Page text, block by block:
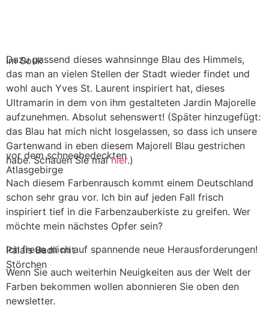
im Souk
vor dem schneebedeckten
Atlasgebirge
Palais Badii mit
Störchen
Dazu passend dieses wahnsinnge Blau des Himmels,
das man an vielen Stellen der Stadt wieder findet und
wohl auch Yves St. Laurent inspiriert hat, dieses
Ultramarin in dem von ihm gestalteten Jardin Majorelle
aufzunehmen. Absolut sehenswert! (Später hinzugefügt:
das Blau hat mich nicht losgelassen, so dass ich unsere
Gartenwand in eben diesem Majorell Blau gestrichen
habe. Schauen Sie malhier.)
Nach diesem Farbenrausch kommt einem Deutschland
schon sehr grau vor. Ich bin auf jeden Fall frisch
inspiriert tief in die Farbenzauberkiste zu greifen. Wer
möchte mein nächstes Opfer sein?
Ich freue mich auf spannende neue Herausforderungen!
Wenn Sie auch weiterhin Neuigkeiten aus der Welt der
Farben bekommen wollen abonnieren Sie oben den
newsletter.